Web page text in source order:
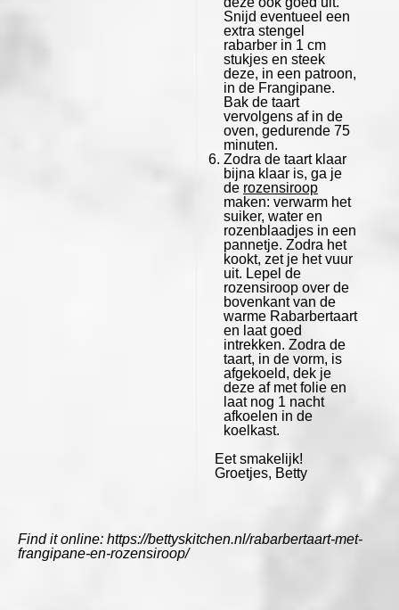
Snijd eventueel een
extra stengel
rabarber in 1 cm
stukjes en steek
deze, in een patroon,
in de Frangipane.
Bak de taart
vervolgens af in de
oven, gedurende 75
minuten.
Zodra de taart klaar
bijna klaar is, ga je
de rozensiroop
maken: verwarm het
suiker, water en
rozenblaadjes in een
pannetje. Zodra het
kookt, zet je het vuur
uit. Lepel de
rozensiroop over de
bovenkant van de
warme Rabarbertaart
en laat goed
intrekken. Zodra de
taart, in de vorm, is
afgekoeld, dek je
deze af met folie en
laat nog 1 nacht
afkoelen in de
koelkast.
Eet smakelijk!
Groetjes, Betty
Find it online: https://bettyskitchen.nl/rabarbertaart-met-
frangipane-en-rozensiroop/